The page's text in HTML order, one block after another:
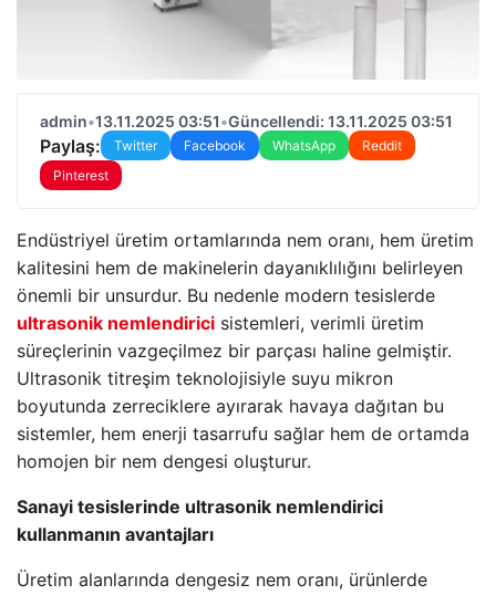
admin•13.11.2025 03:51•Güncellendi: 13.11.2025 03:51
Paylaş: Twitter Facebook WhatsApp
Reddit
Pinterest
Endüstriyel üretim ortamlarında nem oranı, hem üretim
kalitesini hem de makinelerin dayanıklılığını belirleyen
önemli bir unsurdur. Bu nedenle modern tesislerde
ultrasonik nemlendirici sistemleri, verimli üretim
süreçlerinin vazgeçilmez bir parçası haline gelmiştir.
Ultrasonik titreşim teknolojisiyle suyu mikron
boyutunda zerreciklere ayırarak havaya dağıtan bu
sistemler, hem enerji tasarrufu sağlar hem de ortamda
homojen bir nem dengesi oluşturur.
Sanayi tesislerinde ultrasonik nemlendirici
kullanmanın avantajları
Üretim alanlarında dengesiz nem oranı, ürünlerde